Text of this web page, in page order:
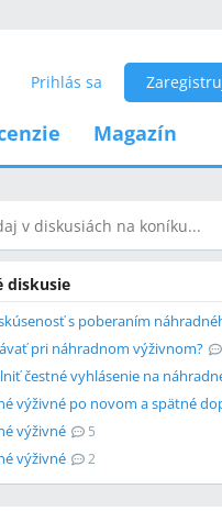
Prihlás sa
Magazín
diskusie
pri náhradnom výživnom?
výživné 5
výživné 2